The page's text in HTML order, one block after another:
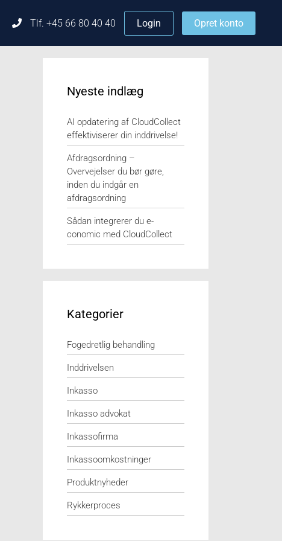
Tlf. +45 66 80 40 40 Login Opret konto
Nyeste indlæg
AI opdatering af CloudCollect
effektiviserer din inddrivelse!
Afdragsordning –
Overvejelser du bør gøre,
inden du indgår en
afdragsordning
Sådan integrerer du e-
conomic med CloudCollect
Kategorier
Fogedretlig behandling
Inddrivelsen
Inkasso
Inkasso advokat
Inkassofirma
Inkassoomkostninger
Produktnyheder
Rykkerproces